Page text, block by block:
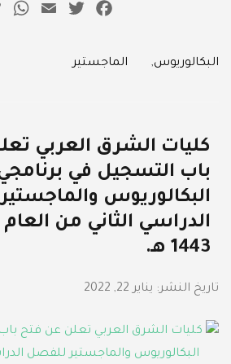
Facebook
Twitter
Email
Categories
البكالوريوس, الماجستير
كليات الشرق العربي
باب التسجيل في
البكالوريوس
الدراسي الثاني من
1443 هـ.
تاريخ النشر: يناير 22, 2022